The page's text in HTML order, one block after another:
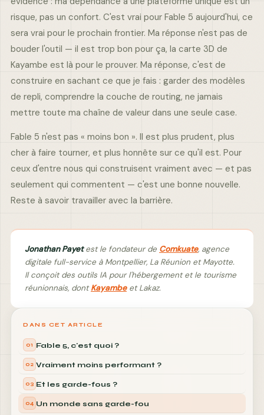
risque, pas un confort. C'est vrai pour Fable 5 aujourd'hui, ce
sera vrai pour le prochain frontier. Ma réponse n'est pas de
bouder l'outil — il est trop bon pour ça, la carte 3D de
Kayambe est là pour le prouver. Ma réponse, c'est de
construire en sachant ce que je fais : garder des modèles
de repli, comprendre la couche de routing, ne jamais
mettre toute ma chaîne de valeur dans une seule case.
Fable 5 n'est pas « moins bon ». Il est plus prudent, plus
cher à faire tourner, et plus honnête sur ce qu'il est. Pour
ceux d'entre nous qui construisent vraiment avec — et pas
seulement qui commentent — c'est une bonne nouvelle.
Reste à savoir travailler avec la barrière.
Jonathan Payetest le fondateur de Comkuate, agence
digitale full-service à Montpellier, La Réunion et Mayotte.
Il conçoit des outils IA pour l'hébergement et le tourisme
réunionnais, dontKayambeet Lakaz.
DANS CET ARTICLE
01 Fable 5, c'est quoi ?
02 Vraiment moins performant ?
03 Et les garde-fous ?
04 Un monde sans garde-fou